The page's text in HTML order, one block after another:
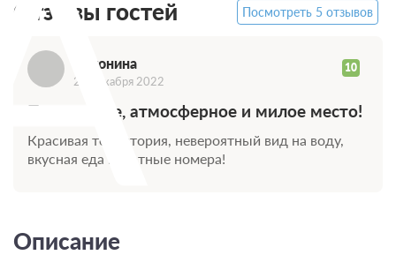
Отзывы гостей Посмотреть 5 отзывов
Антонина 10
23 декабря 2022
Прекрасное, атмосферное и милое место!
Красивая территория, невероятный вид на воду,
вкусная еда и уютные номера!
Описание